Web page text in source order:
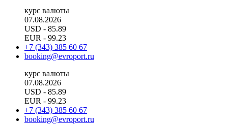
курс валюты
07.08.2026
USD - 85.89
EUR - 99.23
+7 (343) 385 60 67
booking@evroport.ru
курс валюты
07.08.2026
USD - 85.89
EUR - 99.23
+7 (343) 385 60 67
booking@evroport.ru